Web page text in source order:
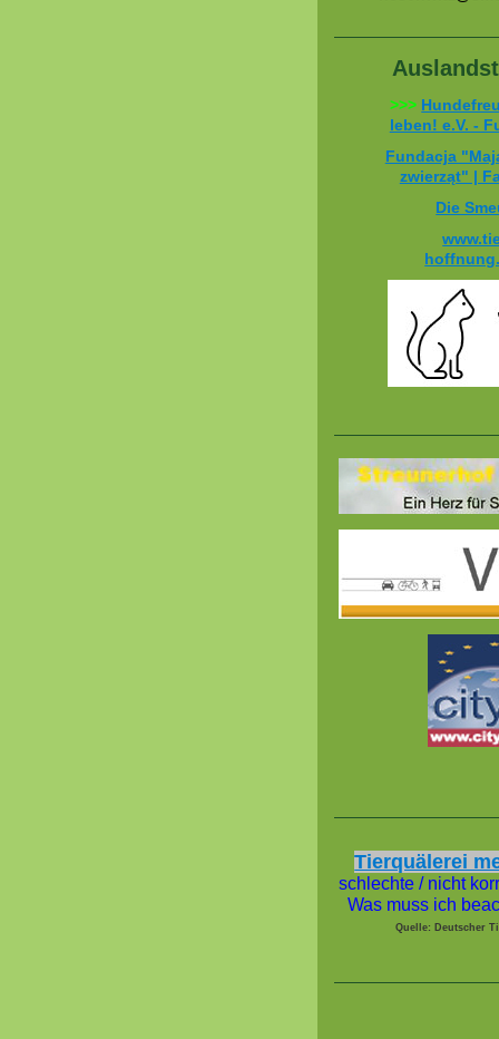
>>>
leben! e.V. -
Fundacja
zwierząt" |
Die
Tierquälerei
schlechte / nicht
Was muss ich
Quelle: Deutscher